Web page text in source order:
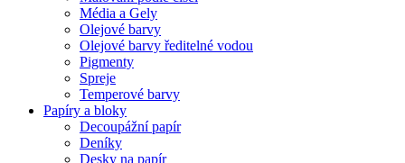
Média a Gely
Olejové barvy
Olejové barvy ředitelné vodou
Pigmenty
Spreje
Temperové barvy
Papíry a bloky
Decoupážní papír
Deníky
Desky na papír